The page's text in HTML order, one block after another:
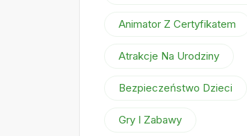
Animator Z Certyfikatem
Atrakcje Na Urodziny
Bezpieczeństwo Dzieci
Gry I Zabawy